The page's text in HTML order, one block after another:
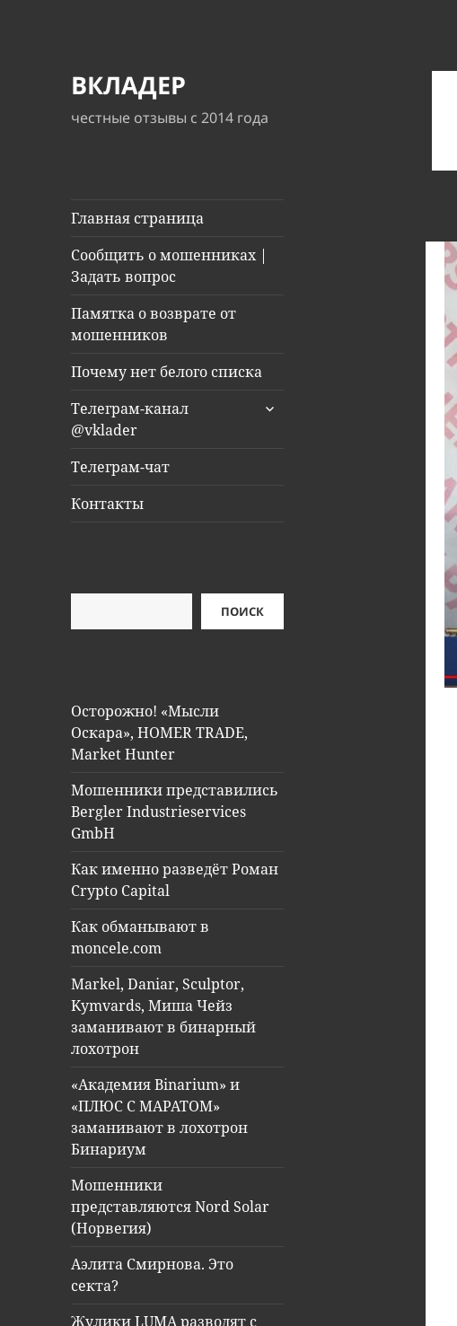
ВКЛАДЕР
честные отзывы с 2014 года
Главная страница
Сообщить о мошенниках |
Задать вопрос
Памятка о возврате от
мошенников
Почему нет белого списка
Телеграм-канал
@vklader
раскрыть
Телеграм-чат
Контакты
ПОИСК
Осторожно! «Мысли
Оскара», HOMER TRADE,
Market Hunter
Мошенники представились
Bergler Industrieservices
GmbH
Как именно разведёт Роман
Crypto Capital
Как обманывают в
moncele.com
Markel, Daniar, Sculptor,
Kymvards, Миша Чейз
заманивают в бинарный
лохотрон
«Академия Binarium» и
«ПЛЮС С МАРАТОМ»
заманивают в лохотрон
Бинариум
Мошенники
представляются Nord Solar
(Норвегия)
Аэлита Смирнова. Это
секта?
Жулики LUMA разводят с